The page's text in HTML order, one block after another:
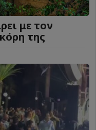
με τον
της